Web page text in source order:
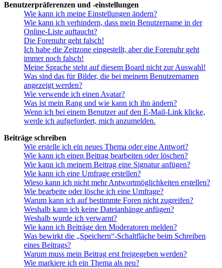
Benutzerpräferenzen und -einstellungen
Wie kann ich meine Einstellungen ändern?
Wie kann ich verhindern, dass mein Benutzername in der
Online-Liste auftaucht?
Die Forenuhr geht falsch!
Ich habe die Zeitzone eingestellt, aber die Forenuhr geht
immer noch falsch!
Meine Sprache steht auf diesem Board nicht zur Auswahl!
Was sind das für Bilder, die bei meinem Benutzernamen
angezeigt werden?
Wie verwende ich einen Avatar?
Was ist mein Rang und wie kann ich ihn ändern?
Wenn ich bei einem Benutzer auf den E-Mail-Link klicke,
werde ich aufgefordert, mich anzumelden.
Beiträge schreiben
Wie erstelle ich ein neues Thema oder eine Antwort?
Wie kann ich einen Beitrag bearbeiten oder löschen?
Wie kann ich meinem Beitrag eine Signatur anfügen?
Wie kann ich eine Umfrage erstellen?
Wieso kann ich nicht mehr Antwortmöglichkeiten erstellen?
Wie bearbeite oder lösche ich eine Umfrage?
Warum kann ich auf bestimmte Foren nicht zugreifen?
Weshalb kann ich keine Dateianhänge anfügen?
Weshalb wurde ich verwarnt?
Wie kann ich Beiträge den Moderatoren melden?
Was bewirkt die „Speichern“-Schaltfläche beim Schreiben
eines Beitrags?
Warum muss mein Beitrag erst freigegeben werden?
Wie markiere ich ein Thema als neu?